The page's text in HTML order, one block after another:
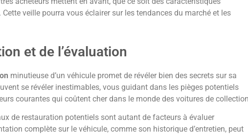
veille pourra vous éclairer sur les tendances du marché et les
et de l’évaluation
minutieuse d’un véhicule promet de révéler bien des secrets sur sa
se révéler inestimables, vous guidant dans les pièges potentiels
courantes qui coûtent cher dans le monde des voitures de
de restauration potentiels sont autant de facteurs à évaluer
complète sur le véhicule, comme son historique d’entretien, peut